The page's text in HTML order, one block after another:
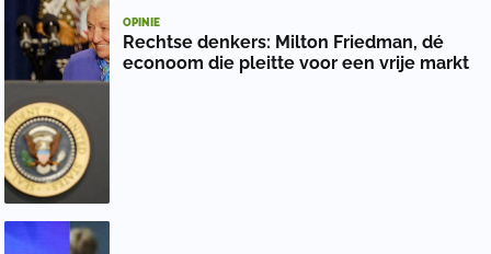
OPINIE
Rechtse denkers: Milton Friedman, dé
econoom die pleitte voor een vrije markt